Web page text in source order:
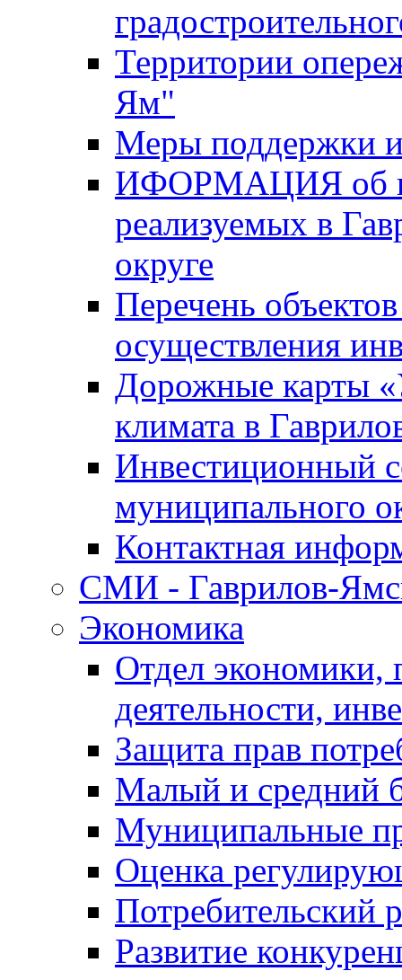
Территории
Ям"
Меры поддержки
ИФОРМАЦИЯ об
реализуемых в
округе
Перечень
осуществления
Дорожные карты
климата в
Инвестиционный
муниципального
Контактная
СМИ - Гаврилов-
Экономика
Отдел экономики,
деятельности,
Защита прав
Малый и средний
Муниципальные
Оценка
Потребительский
Развитие